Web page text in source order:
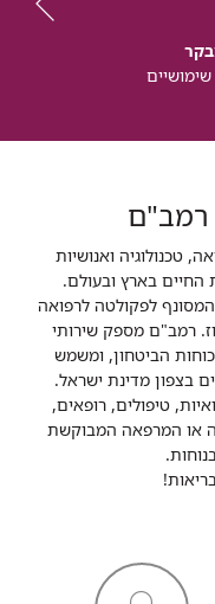
רמב"ם
טכנולוגיה ואנושיות
החיים בארץ ובעולם.
לפקולטה לרפואה
1000 מיטות אשפוז. רמב"ם מספק שירותי
צה"ל וכוחות הביטחון, ומשמש
טיפולים, רופאים,
או המרפאה המבוקשת